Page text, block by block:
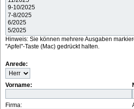
Hinweis: Sie können mehrere Ausgaben
"Apfel"-Taste (Mac) gedrückt halten.
Anrede:
Vorname:
Firma: